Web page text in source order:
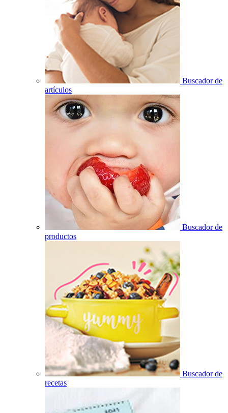
Buscador de
artículos
Buscador de
productos
Buscador de
recetas